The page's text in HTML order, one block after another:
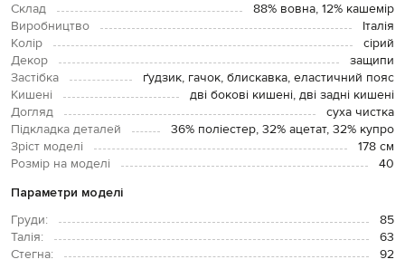
Склад
88% вовна, 12% кашемір
Виробництво
Італія
Колір
сірий
Декор
защипи
Застібка
ґудзик, гачок, блискавка, еластичний пояс
Кишені
дві бокові кишені, дві задні кишені
Догляд
суха чистка
Підкладка деталей
36% поліестер, 32% ацетат, 32% купро
Зріст моделі
178 см
Розмір на моделі
40
Параметри моделі
Груди:
85
Талія:
63
Стегна:
92